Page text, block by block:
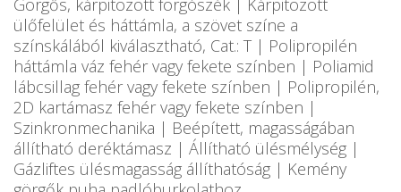
ülőfelület és háttámla, a szövet színe a
színskálából kiválasztható, Cat.: T | Polipropilén
háttámla váz fehér vagy fekete színben | Poliamid
lábcsillag fehér vagy fekete színben | Polipropilén,
2D kartámasz fehér vagy fekete színben |
Szinkronmechanika | Beépített, magasságában
állítható deréktámasz | Állítható ülésmélység |
Gázliftes ülésmagasság állíthatóság | Kemény